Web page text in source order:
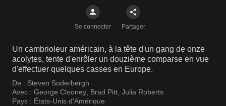
Se connecter Partager
Un cambrioleur américain, à la tête d'un gang de onze
acolytes, tente d'enrôler un douzième comparse en vue
d'effectuer quelques casses en Europe.
De : Steven Soderbergh
Avec : George Clooney, Brad Pitt, Julia Roberts
Pays : États-Unis d'Amérique